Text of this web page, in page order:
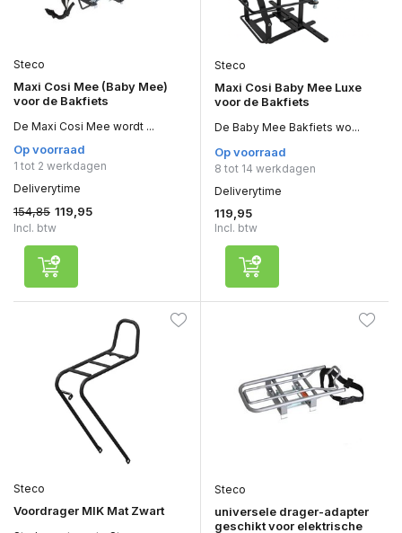
Steco
Maxi Cosi Mee (Baby Mee)
voor de Bakfiets
De Maxi Cosi Mee wordt ...
Op voorraad
1 tot 2 werkdagen
Deliverytime
154,85 119,95
Incl. btw
Steco
Maxi Cosi Baby Mee Luxe
voor de Bakfiets
De Baby Mee Bakfiets wo...
Op voorraad
8 tot 14 werkdagen
Deliverytime
119,95
Incl. btw
Steco
Voordrager MIK Mat Zwart
Steco
universele drager-adapter
geschikt voor elektrische